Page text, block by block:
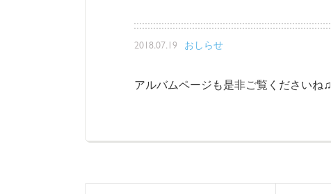
2018.07.19 おしらせ
アルバムページも是非ご覧くださいね♫